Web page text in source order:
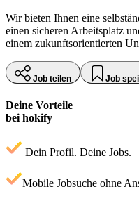
Wir bieten Ihnen eine
einen sicheren Arbeitsplatz
einem zukunftsorientierten
Job teilen Job
Deine Vorteile
bei hokify
Dein Profil. Deine Jobs.
Mobile Jobsuche ohne